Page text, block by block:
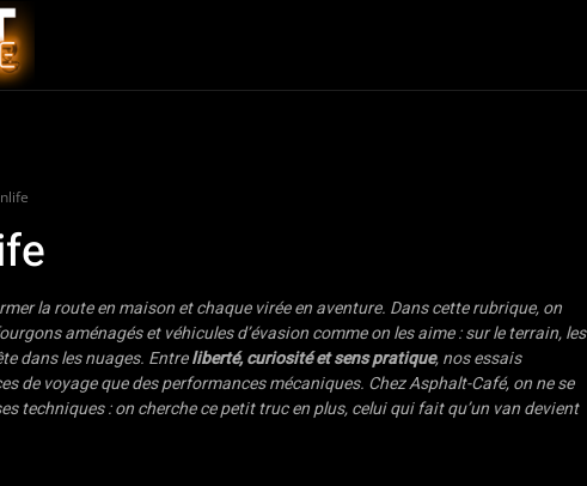
la route en maison et chaque virée en aventure. Dans cette rubrique, on
aménagés et véhicules d’évasion comme on les aime : sur le terrain, les
dans les nuages. Entreliberté, curiosité et sens pratique, nos essais
de voyage que des performances mécaniques. Chez Asphalt-Café, on ne se
techniques : on cherche ce petit truc en plus, celui qui fait qu’un van devient